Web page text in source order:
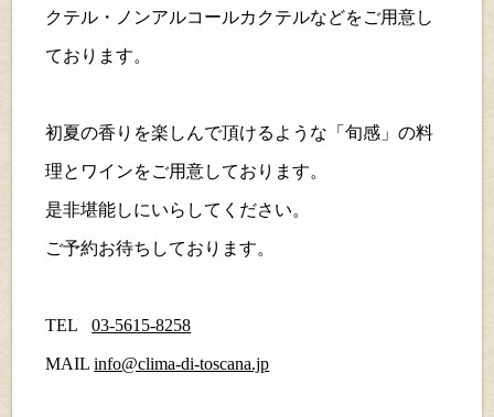
クテル・ノンアルコールカクテルなどをご用意し
ております。
初夏の香りを楽しんで頂けるような「旬感」の料
理とワインをご用意しております。
是非堪能しにいらしてください。
ご予約お待ちしております。
TEL 03-5615-8258
MAILinfo@clima-di-toscana.jp